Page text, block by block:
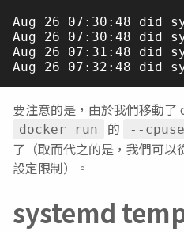
Aug 26 07:30:48 did
Aug 26 07:30:48 did
Aug 26 07:31:48 did
要注意的是，由於我們移動了
docker run 的 --
了（取而代之的是，我們可
設定限制）。
systemd